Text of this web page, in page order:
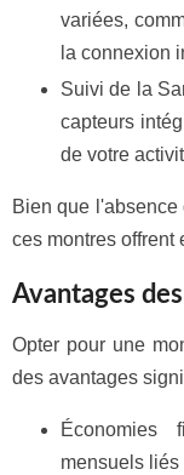
variées,
la connexion
Suivi de la
capteurs
de votre
Bien que l'absence
ces montres offrent
Avantages
Opter pour une
des avantages
Économies
mensuels